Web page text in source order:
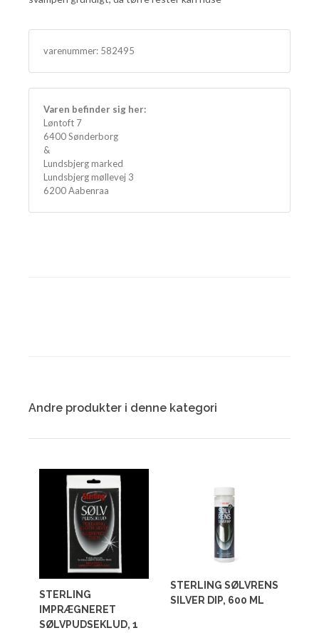
varenummer: 582495
Varen befinder sig her:
Løntoft 7
6400 Sønderborg
&
Lundsbjerg marked
Lundsbjerg møllevej 3
6200 Aabenraa
Andre produkter i denne kategori
STERLING
IMPRÆGNERET
SØLVPUDSEKLUD, 1
STERLING SØLVRENS
SILVER DIP, 600 ML